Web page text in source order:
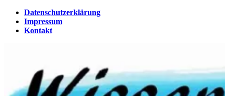
Zum
Inhalt
springen
Datenschutzerklärung
Impressum
Kontakt